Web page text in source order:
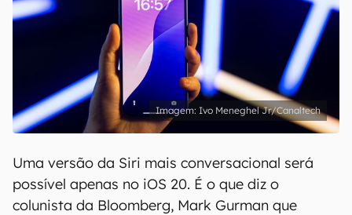
Ivo Meneghel Jr/Canaltech
Uma versão da Siri mais conversacional será
possível apenas no iOS 20. É o que diz o
colunista da Bloomberg, Mark Gurman que